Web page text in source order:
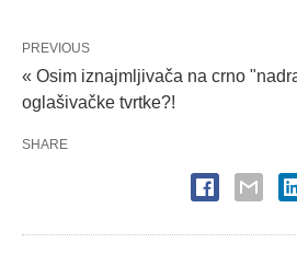
PREVIOUS
« Osim iznajmljivača na crno
oglašivačke tvrtke?!
SHARE